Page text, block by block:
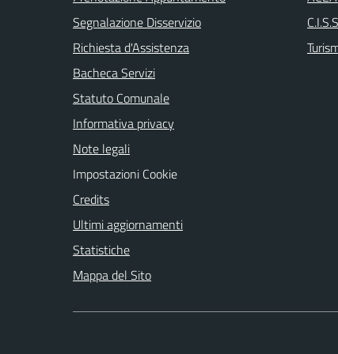
Segnalazione Disservizio
Richiesta d'Assistenza
Bacheca Servizi
Statuto Comunale
Informativa privacy
Note legali
Impostazioni Cookie
Credits
Ultimi aggiornamenti
Statistiche
Mappa del Sito